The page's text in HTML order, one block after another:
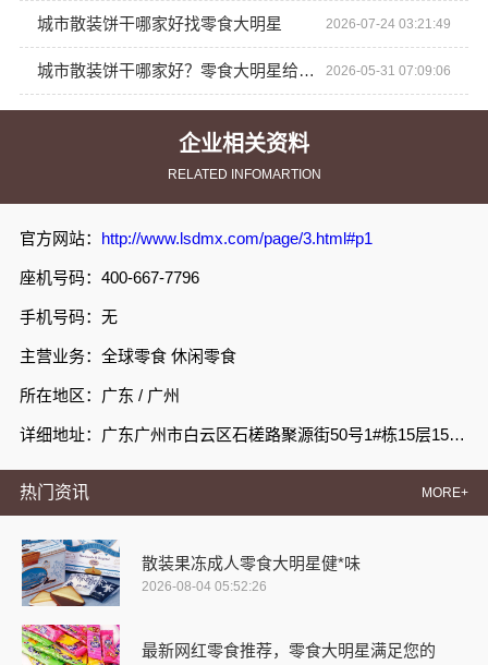
企业相关资料
RELATED INFOMARTION
官方网站： http://www.lsdmx.com/page/3.html#p1
座机号码：400-667-7796
手机号码：无
主营业务：全球零食 休闲零食
所在地区：广东 / 广州
详细地址：广东广州市白云区石槎路聚源街50号1#栋15层1508室
热门资讯 MORE+
散装果冻成人零食大明星健*味
2026-08-04 05:52:26
最新网红零食推荐，零食大明星满足您的
城市散装饼干哪家好找零食大明星 2026-07-24 03:21:49
城市散装饼干哪家好？零食大明星给你答案 2026-05-31 07:09:06